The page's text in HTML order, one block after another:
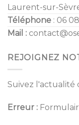
Laurent-sur-
Téléphone : 06
Mail :
REJOIGNEZ
Suivez l'actualité
Erreur :